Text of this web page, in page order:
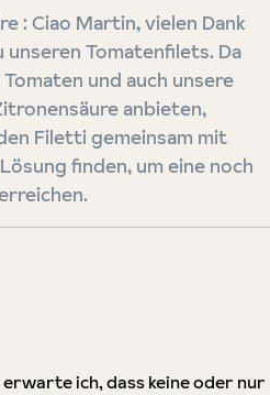
: Ciao Martin, vielen Dank
unseren Tomatenfilets. Da
und auch unsere
anbieten,
Filetti gemeinsam mit
finden, um eine noch
de 3 sur 5 étoiles
ich, dass keine oder nur